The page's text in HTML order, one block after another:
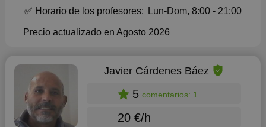
✅ Horario de los profesores: Lun-Dom, 8:00 - 21:00
Precio actualizado en Agosto 2026
Javier Cárdenes Báez
5 comentarios: 1
20 €/h